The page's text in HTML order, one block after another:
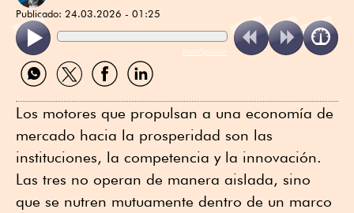
Publicado: 24.03.2026 - 01:25
ReadSpeaker
Compartir
por
Compartir
por
Compartir
por
Compartir
por
Los motores que propulsan a una economía de
mercado hacia la prosperidad son las
instituciones, la competencia y la innovación.
Las tres no operan de manera aislada, sino
que se nutren mutuamente dentro de un marco